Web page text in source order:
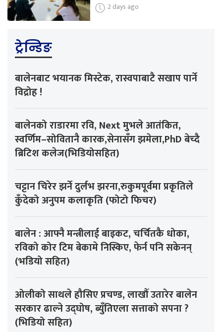
2 days ago
ट्रेन्डिङ
बालेनबाट भयानक मिस्टेक, रास्वपाबाटै सखाप पार्ने
विद्रोह !
बालेनको राडारमा रवि, Next मुभले आतंकित,
स्वर्णिम–सोवितानै कारक,सेनासँग झमेला,PhD बेच्दै
ब्रिटिश कलेज(भिडियोसहित)
चट्टान चिरेर झर्ने दुर्लभ झरना,रुकुमपूर्वमा प्रकृतिले
कुँदेको अनुपम कलाकृति (फोटो फिचर)
बालेन : आफ्नै मन्त्रीलाई बाइकट, चर्चितकै धोका,
रविको कोर टिम बेकामे निस्किए, फेर्न पनि सकेनन्
(भडियो सहित)
ओलीको साथले हौसिए प्रचण्ड, लाखौँ उतारेर बालेन
सरकार ढाल्ने उद्घोष, ब्युँतिएला सत्ताको सपना ?
(भिडियो सहित)